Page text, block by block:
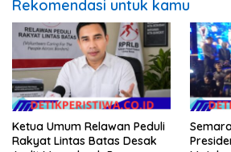
Rekomendasi untuk kamu
Ketua Umum Relawan Peduli
Rakyat Lintas Batas Desak